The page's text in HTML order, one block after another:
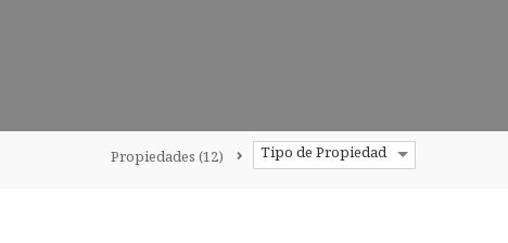
Propiedades(12) Tipo de Propiedad